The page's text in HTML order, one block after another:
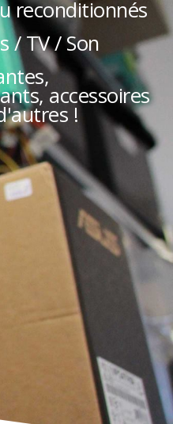
reconditionnés
/ TV / Son
accessoires
!